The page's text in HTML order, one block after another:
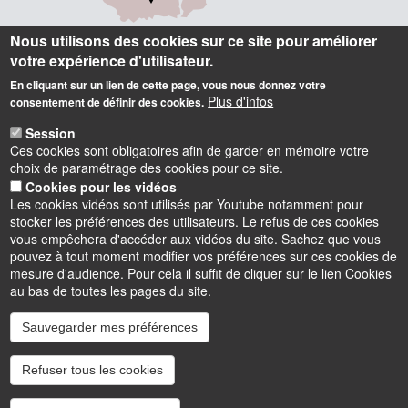
Informations
8 rue Léonard de Vinci, 45072 Orléans cedex 2
Tel : 02 38 41 70 50 (standard)
contact.polytech@univ-orleans.fr
Accès Intranet (réservé)
InstagramLinkedInYoutube
Accessibilité : partiellement conforme
Cookies
Intranet
Nous utilisons des cookies sur ce site pour améliorer
votre expérience d'utilisateur.
En cliquant sur un lien de cette page, vous nous donnez votre
consentement de définir des cookies. Plus d'infos
Session
Ces cookies sont obligatoires afin de garder en mémoire votre
choix de paramétrage des cookies pour ce site.
Cookies pour les vidéos
Les cookies vidéos sont utilisés par Youtube notamment pour
stocker les préférences des utilisateurs. Le refus de ces cookies
vous empêchera d'accéder aux vidéos du site. Sachez que vous
pouvez à tout moment modifier vos préférences sur ces cookies de
mesure d'audience. Pour cela il suffit de cliquer sur le lien Cookies
au bas de toutes les pages du site.
Sauvegarder mes préférences
Refuser tous les cookies